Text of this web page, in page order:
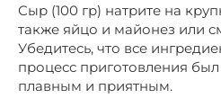
Сыр (100 гр) натрите на
также яйцо и майонез или
Убедитесь, что все
процесс приготовления
плавным и приятным.